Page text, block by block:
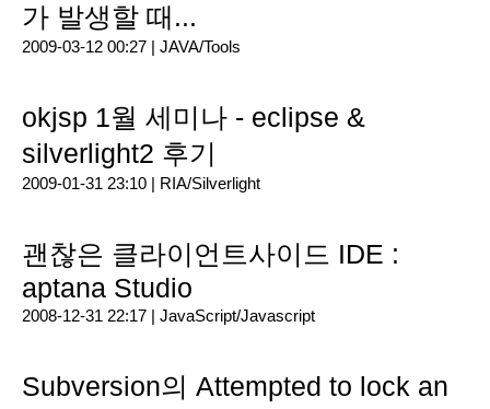
가 발생할 때...
2009-03-12 00:27 | JAVA/Tools
okjsp 1월 세미나 - eclipse &
silverlight2 후기
2009-01-31 23:10 | RIA/Silverlight
괜찮은 클라이언트사이드 IDE :
aptana Studio
2008-12-31 22:17 | JavaScript/Javascript
Subversion의 Attempted to lock an